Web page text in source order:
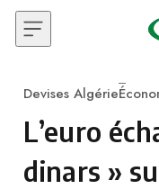
Skip to content
Category
Devises Algérie
L’euro
dinars »